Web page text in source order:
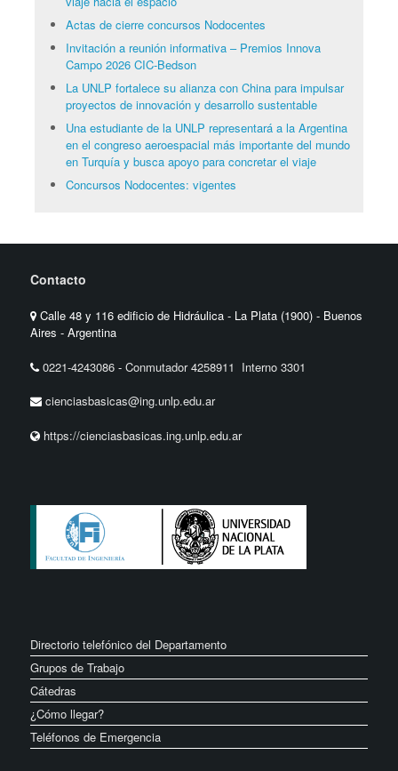
Actas de cierre concursos Nodocentes
Invitación a reunión informativa – Premios Innova
Campo 2026 CIC-Bedson
La UNLP fortalece su alianza con China para impulsar
proyectos de innovación y desarrollo sustentable
Una estudiante de la UNLP representará a la Argentina
en el congreso aeroespacial más importante del mundo
en Turquía y busca apoyo para concretar el viaje
Concursos Nodocentes: vigentes
Contacto
Calle 48 y 116 edificio de Hidráulica - La Plata (1900) - Buenos
Aires - Argentina
0221-4243086 -Conmutador 4258911 Interno 3301
cienciasbasicas@ing.unlp.edu.ar
https://cienciasbasicas.ing.unlp.edu.ar
Directorio telefónico del Departamento
Grupos de Trabajo
Cátedras
¿Cómo llegar?
Teléfonos de Emergencia